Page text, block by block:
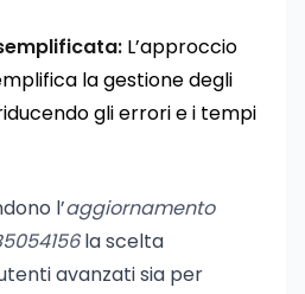
L’approccio
la gestione degli
gli errori e i tempi
l’aggiornamento
la scelta
avanzati sia per